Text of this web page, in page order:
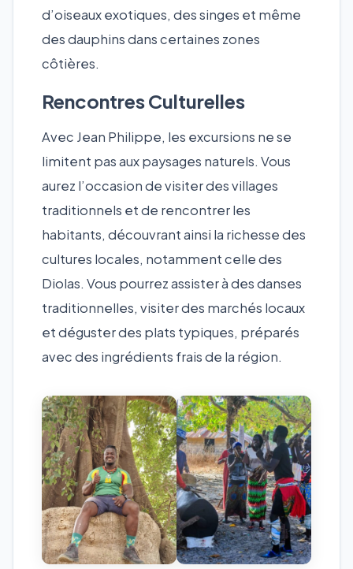
d’oiseaux exotiques, des singes et même
des dauphins dans certaines zones
côtières.
Rencontres Culturelles
Avec Jean Philippe, les excursions ne se
limitent pas aux paysages naturels. Vous
aurez l’occasion de visiter des villages
traditionnels et de rencontrer les
habitants, découvrant ainsi la richesse des
cultures locales, notamment celle des
Diolas. Vous pourrez assister à des danses
traditionnelles, visiter des marchés locaux
et déguster des plats typiques, préparés
avec des ingrédients frais de la région.